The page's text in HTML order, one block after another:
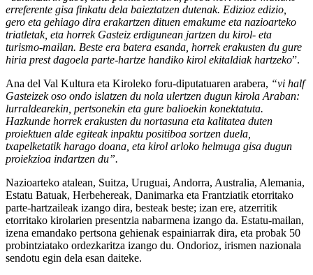
erreferente gisa finkatu dela baieztatzen dutenak. Edizioz edizio,
gero eta gehiago dira erakartzen dituen emakume eta nazioarteko
triatletak, eta horrek Gasteiz erdigunean jartzen du kirol- eta
turismo-mailan. Beste era batera esanda, horrek erakusten du gure
hiria prest dagoela parte-hartze handiko kirol ekitaldiak hartzeko”.
Ana del Val Kultura eta Kiroleko foru-diputatuaren arabera, “vi half
Gasteizek oso ondo islatzen du nola ulertzen dugun kirola Araban:
lurraldearekin, pertsonekin eta gure balioekin konektatuta.
Hazkunde horrek erakusten du nortasuna eta kalitatea duten
proiektuen alde egiteak inpaktu positiboa sortzen duela,
txapelketatik harago doana, eta kirol arloko helmuga gisa dugun
proiekzioa indartzen du”.
Nazioarteko atalean, Suitza, Uruguai, Andorra, Australia, Alemania,
Estatu Batuak, Herbehereak, Danimarka eta Frantziatik etorritako
parte-hartzaileak izango dira, besteak beste; izan ere, atzerritik
etorritako kirolarien presentzia nabarmena izango da. Estatu-mailan,
izena emandako pertsona gehienak espainiarrak dira, eta probak 50
probintziatako ordezkaritza izango du. Ondorioz, irismen nazionala
sendotu egin dela esan daiteke.